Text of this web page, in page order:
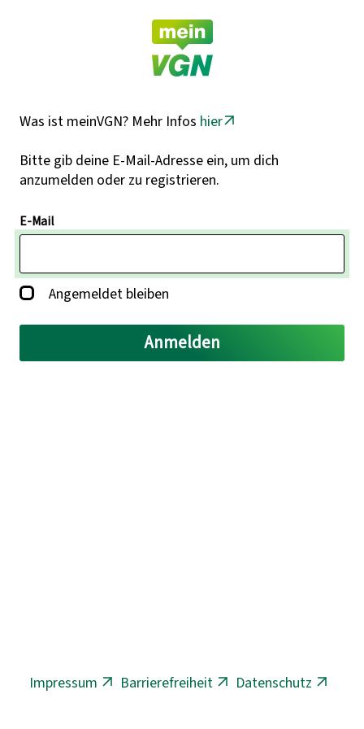
Was ist meinVGN? Mehr Infos hier
Bitte gib deine E-Mail-Adresse ein, um dich
anzumelden oder zu registrieren.
E-Mail
Angemeldet bleiben
Impressum Barrierefreiheit Datenschutz